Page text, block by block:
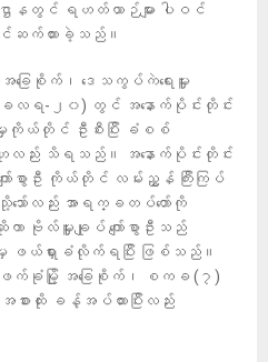
နတွင် ရဟတ်ယာဉ်များ ပါဝင်
က်ထားခဲ့သည်။
ေစိုက်၊ ဒေသကွပ်ကဲရေးမှူး
လရ-၂၀) တွင် အနောက်ပိုင်းတိုင်း
ကိုယ်တိုင် ဦးစီးပြီး ခံစစ်
ဟုလည်း သိရသည်။ အနောက်ပိုင်းတိုင်း
ာ်စွာဦး ကိုယ်တိုင် လမ်းညွှန် ကြီးကြပ်
ော်လည်း အာရက္ခတပ်တော်ကို
ဗိုလ်မှူးချုပ် ကျော်စွာဦးသည်
ယ်ရှားခံလိုက်ရပြီး ဖြစ်သည်။
က်ခုံမြို့ အခြေစိုက်၊ စကခ (၇)
းထိုး ခန့်အပ်ထားပြီးလည်း